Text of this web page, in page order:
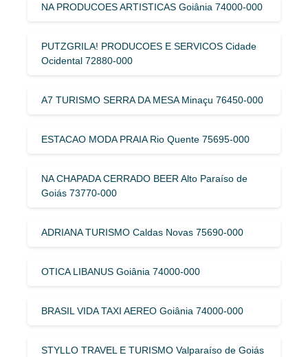
NA PRODUCOES ARTISTICAS Goiânia 74000-000
PUTZGRILA! PRODUCOES E SERVICOS Cidade
Ocidental 72880-000
A7 TURISMO SERRA DA MESA Minaçu 76450-000
ESTACAO MODA PRAIA Rio Quente 75695-000
NA CHAPADA CERRADO BEER Alto Paraíso de
Goiás 73770-000
ADRIANA TURISMO Caldas Novas 75690-000
OTICA LIBANUS Goiânia 74000-000
BRASIL VIDA TAXI AEREO Goiânia 74000-000
STYLLO TRAVEL E TURISMO Valparaíso de Goiás